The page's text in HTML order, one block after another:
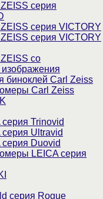
серия
серия VICTORY
серия VICTORY
со
изображения
биноклей Carl Zeiss
Carl Zeiss
Trinovid
Ultravid
Duovid
LEICA серия
серия Rogue